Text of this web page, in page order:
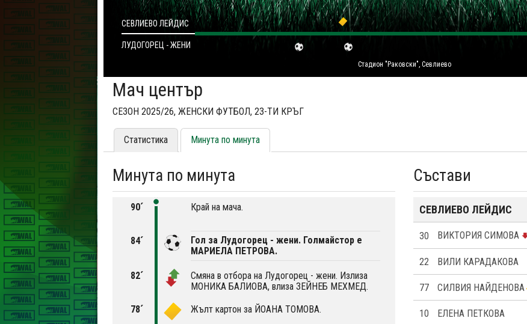
Стадион "Раковски", Севлиево
СЕВЛИЕВО ЛЕЙДИС
ЛУДОГОРЕЦ - ЖЕНИ
Мач център
СЕЗОН 2025/26, ЖЕНСКИ ФУТБОЛ, 23-ТИ КРЪГ
Статистика Минута по минута
Минута по минута
90´ Край на мача.
84´
Гол за Лудогорец - жени. Голмайстор е
МАРИЕЛА ПЕТРОВА.
82´
Смяна в отбора на Лудогорец - жени. Излиза
МОНИКА БАЛИОВА, влиза ЗЕЙНЕБ МЕХМЕД.
78´
Жълт картон за ЙОАНА ТОМОВА.
Състави
СЕВЛИЕВО ЛЕЙДИС
30 ВИКТОРИЯ СИМОВА
22 ВИЛИ КАРАДАКОВА
77 СИЛВИЯ НАЙДЕНОВА
10 ЕЛЕНА ПЕТКОВА